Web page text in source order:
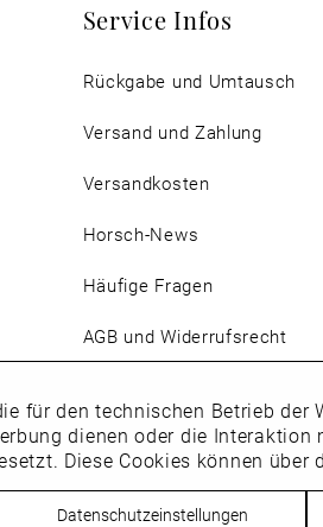
Service Infos
Rückgabe und Umtausch
Versand und Zahlung
Versandkosten
Horsch-News
Häufige Fragen
AGB und Widerrufsrecht
für den technischen Betrieb
dienen oder die
Diese Cookies können
Datenschutzeinstellungen